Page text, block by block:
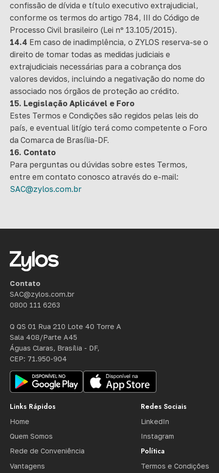
confissão de dívida e título executivo extrajudicial,
conforme os termos do artigo 784, III do Código de
Processo Civil brasileiro (Lei nº 13.105/2015).
14.4 Em caso de inadimplência, o ZYLOS reserva-se o
direito de tomar todas as medidas judiciais e
extrajudiciais necessárias para a cobrança dos
valores devidos, incluindo a negativação do nome do
associado nos órgãos de proteção ao crédito.
15. Legislação Aplicável e Foro
Estes Termos e Condições são regidos pelas leis do
país, e eventual litígio terá como competente o Foro
da Comarca de Brasília-DF.
16. Contato
Para perguntas ou dúvidas sobre estes Termos,
entre em contato conosco através do e-mail:
SAC@zylos.com.br
Contato
SAC@zylos.com.br
0800 111 6263
Q QS 01 Rua 210 Lote 40 Torre A
Sala 408/Parte A45
Águas Claras, Brasília - DF,
CEP: 71.950-904
Links Rápidos
Home
Quem Somos
Rede de Conveniência
Vantagens
Redes Sociais
LinkedIn
Instagram
Política
Termos e Condições